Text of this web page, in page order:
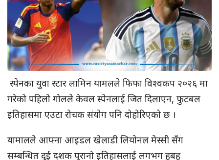
स्पेनका युवा स्टार लामिन यामलले फिफा विश्वकप २०२६ मा
गरेको पहिलो गोलले केवल स्पेनलाई जित दिलाएन, फुटबल
इतिहासमा एउटा रोचक संयोग पनि दोहोरिएको छ ।
यामालले आफ्ना आइडल खेलाडी लियोनल मेस्सी सँग
सम्बन्धित दुई दशक पुरानो इतिहासलाई लगभग हुबहु